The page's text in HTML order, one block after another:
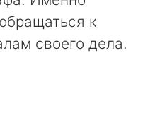
к
своего дела.